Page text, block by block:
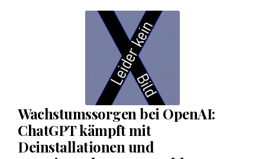
Wachstumssorgen bei OpenAI:
ChatGPT kämpft mit
Deinstallationen und